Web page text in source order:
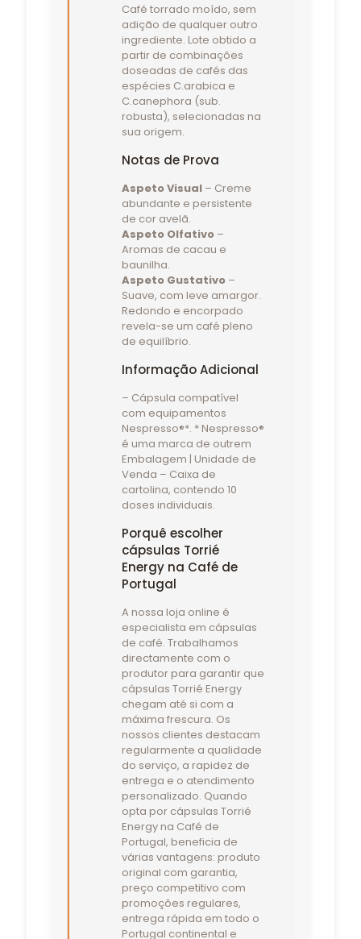
Café torrado moído, sem
adição de qualquer outro
ingrediente. Lote obtido a
partir de combinações
doseadas de cafés das
espécies C.arabica e
C.canephora (sub.
robusta), selecionadas na
sua origem.
Notas de Prova
Aspeto Visual– Creme
abundante e persistente
de cor avelã.
Aspeto Olfativo–
Aromas de cacau e
baunilha.
Aspeto Gustativo–
Suave, com leve amargor.
Redondo e encorpado
revela-se um café pleno
de equilíbrio.
Informação Adicional
– Cápsula compatível
com equipamentos
Nespresso®*. * Nespresso®
é uma marca de outrem
Embalagem | Unidade de
Venda – Caixa de
cartolina, contendo 10
doses individuais.
Porquê escolher
cápsulas Torrié
Energy na Café de
Portugal
A nossa loja online é
especialista em cápsulas
de café. Trabalhamos
directamente com o
produtor para garantir que
cápsulas Torrié Energy
chegam até si com a
máxima frescura. Os
nossos clientes destacam
regularmente a qualidade
do serviço, a rapidez de
entrega e o atendimento
personalizado. Quando
opta por cápsulas Torrié
Energy na Café de
Portugal, beneficia de
várias vantagens: produto
original com garantia,
preço competitivo com
promoções regulares,
entrega rápida em todo o
Portugal continental e